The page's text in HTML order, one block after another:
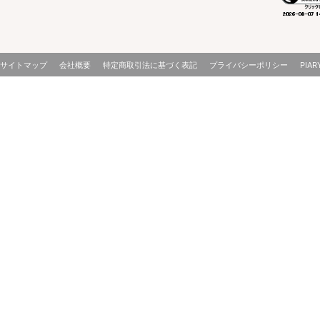
サイトマップ 会社概要 特定商取引法に基づく表記 プライバシーポリシー